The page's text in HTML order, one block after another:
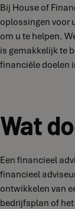
Bij House of
oplossingen voor
om u te helpen.
is gemakkelijk te
financiële doelen
Wat
Een financieel
financieel
ontwikkelen van
bedrijfsplan of